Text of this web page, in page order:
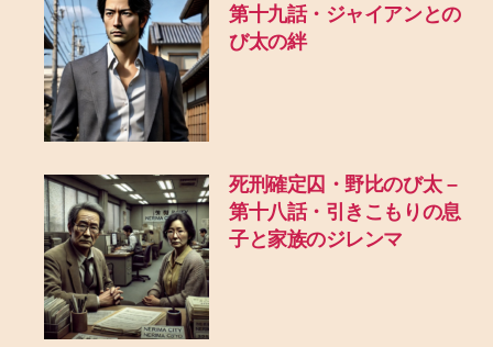
第十九話・ジャイアンとの
び太の絆
死刑確定囚・野比のび太 –
第十八話・引きこもりの息
子と家族のジレンマ